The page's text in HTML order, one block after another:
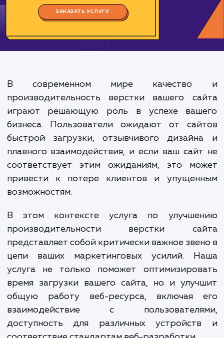
4000-12000 ₽
ЗАКАЗАТЬ УСЛУГУ
В современном мире
производительность верстки вашего
играют решающую роль в успехе
бизнеса. Пользователи ожидают от
быстрой загрузки, отзывчивого
плавного взаимодействия, и если ваш
соответствует этим ожиданиям, это
привести к потере клиентов и
возможностям.
В этом контексте услуга по
производительности верстки
представляет собой критически важное
цепи ваших маркетинговых усилий.
услуга не только поможет